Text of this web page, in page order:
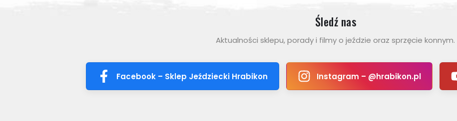
Śledź nas
Aktualności sklepu, porady i filmy o jeździe oraz sprzęcie konnym.
Facebook – Sklep Jeździecki Hrabikon Instagram – @hrabikon.pl